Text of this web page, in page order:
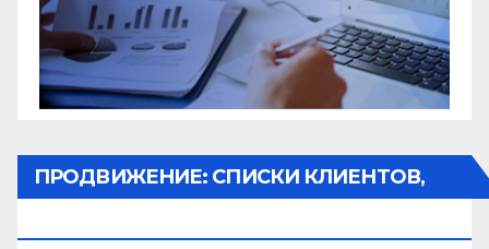
ПРОДВИЖЕНИЕ: СПИСКИ КЛИЕНТОВ,